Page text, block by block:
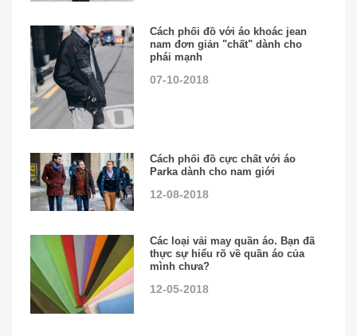
Cách phối đồ với áo khoác jean
nam đơn giản "chất" dành cho
phái mạnh
07-10-2018
Cách phối đồ cực chất với áo
Parka dành cho nam giới
12-08-2018
Các loại vải may quần áo. Bạn đã
thực sự hiểu rõ về quần áo của
mình chưa?
12-05-2018